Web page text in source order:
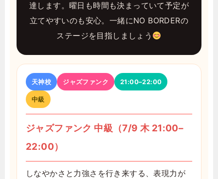
達します。曜日も時間も決まっていて予定が
立てやすいのも安心。一緒にNO BORDERの
ステージを目指しましょう
天神校 ジャズファンク 21:00–22:00
中級
ジャズファンク 中級（7/9 木 21:00–
22:00）
しなやかさと力強さを行き来する、表現力が